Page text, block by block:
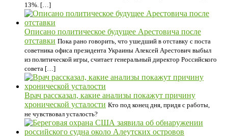
13%. […]
Описано политическое будущее Арестовича после
отставки Пока рано говорить, что ушедший в отставку с поста
советника офиса президента Украины Алексей Арестович выбыл
из политической игры, считает генеральный директор Российского
совета […]
Врач рассказал, какие анализы покажут причину
хронической усталости Кто под конец дня, придя с работы,
не чувствовал усталость?